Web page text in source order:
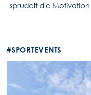
sprudelt die
#SPORTEVENTS